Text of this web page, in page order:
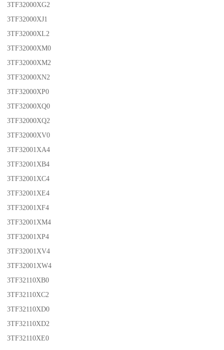
3TF32000XG2
3TF32000XJ1
3TF32000XL2
3TF32000XM0
3TF32000XM2
3TF32000XN2
3TF32000XP0
3TF32000XQ0
3TF32000XQ2
3TF32000XV0
3TF32001XA4
3TF32001XB4
3TF32001XC4
3TF32001XE4
3TF32001XF4
3TF32001XM4
3TF32001XP4
3TF32001XV4
3TF32001XW4
3TF32110XB0
3TF32110XC2
3TF32110XD0
3TF32110XD2
3TF32110XE0